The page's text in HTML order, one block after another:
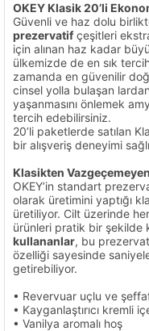
OKEY Klasik 20’li
Güvenli ve haz dolu
prezervatif çeşitleri
için alınan haz kadar
ülkemizde de en sık
zamanda en güvenilir
cinsel yolla bulaşan
yaşanmasını önlemek
tercih edebilirsiniz.
20’li paketlerde satılan
bir alışveriş deneyimi
Klasikten
OKEY’in standart
olarak üretimini yaptığı
üretiliyor. Cilt üzerinde
ürünleri pratik bir şekilde
kullananlar, bu
özelliği sayesinde
getirebiliyor.
• Revervuar uçlu ve
• Kayganlaştırıcı kremli
• Vanilya aromalı hoş